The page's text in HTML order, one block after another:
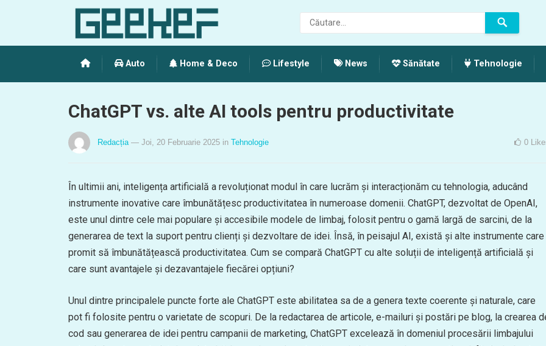
Auto Home & Deco Lifestyle News Sănătate Tehnologie
ChatGPT vs. alte AI tools pentru productivitate
Redacția — Joi, 20 Februarie 2025 in Tehnologie 0
În ultimii ani, inteligența artificială a revoluționat modul în care lucrăm și interacționăm cu tehnologia, aducând
instrumente inovative care îmbunătățesc productivitatea în numeroase domenii. ChatGPT, dezvoltat de OpenAI,
este unul dintre cele mai populare și accesibile modele de limbaj, folosit pentru o gamă largă de sarcini, de la
generarea de text la suport pentru clienți și dezvoltare de idei. Însă, în peisajul AI, există și alte instrumente care
promit să îmbunătățească productivitatea. Cum se compară ChatGPT cu alte soluții de inteligență artificială și
care sunt avantajele și dezavantajele fiecărei opțiuni?
Unul dintre principalele puncte forte ale ChatGPT este abilitatea sa de a genera texte coerente și naturale, care
pot fi folosite pentru o varietate de scopuri. De la redactarea de articole, e-mailuri și postări pe blog, la crearea
cod sau generarea de idei pentru campanii de marketing, ChatGPT excelează în domeniul procesării limbajului